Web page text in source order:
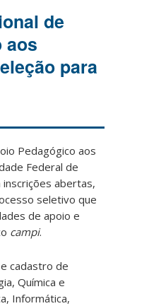
de
aos
para
Pedagógico aos
Federal de
inscrições abertas,
seletivo que
de apoio e
campi.
cadastro de
Química e
Informática,